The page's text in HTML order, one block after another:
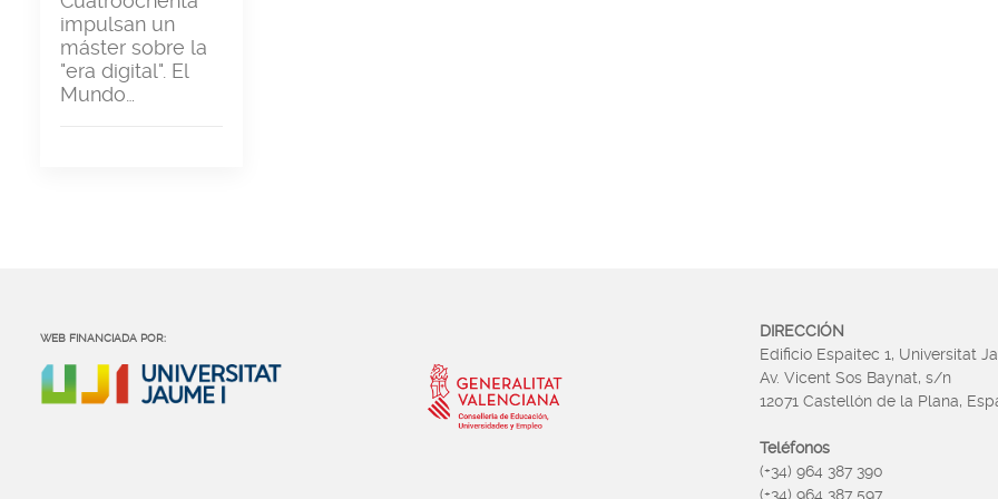
impulsan un
máster sobre la
"era digital". El
Mundo…
WEB FINANCIADA POR:
DIRECCIÓN
Edificio Espaitec 1, Universitat
Av. Vicent Sos Baynat, s/n
12071 Castellón de la Plana,
Teléfonos
(+34) 964 387 390
(+34) 964 387 597